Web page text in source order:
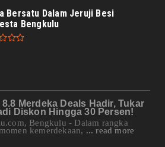
Bersatu Dalam Jeruji Besi
Bengkulu
Merdeka Deals Hadir, Tukar
Diskon Hingga 30 Persen!
Bengkulu - Dalam rangka
kemerdekaan, ... read more